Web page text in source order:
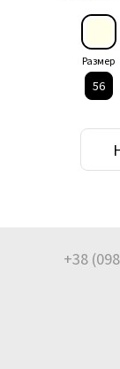
Размер
56
+38